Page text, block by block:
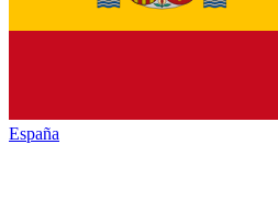
España